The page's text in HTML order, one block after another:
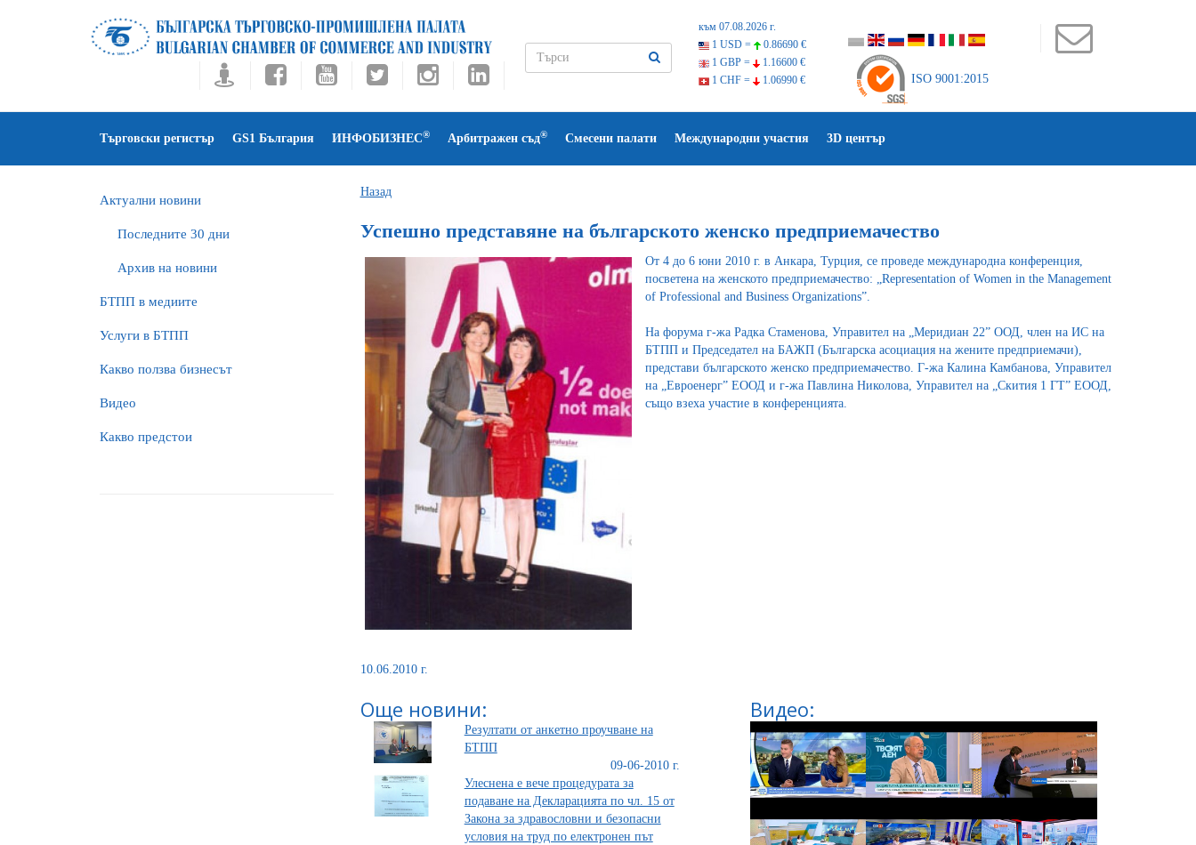
към 07.08.2026 г.
1 USD =
0.86690 €
1 GBP =
1.16600 €
1 CHF =
1.06990 € ISO 9001:2015
Търговски регистър GS1 България ИНФОБИЗНЕС® Арбитражен съд® Смесени палати Международни участия 3D център
Актуални новини
Последните 30 дни
Архив на новини
БTПП в медиите
Услуги в БТПП
Какво ползва бизнесът
Видео
Какво предстои
Назад
Успешно представяне на българското женско предприемачество
От 4 до 6 юни 2010 г. в Анкара, Турция, се проведе международна конференция,
посветена на женското предприемачество: „Representation of Women in the Management
of Professional and Business Organizations”.
На форума г-жа Радка Стаменова, Управител на „Меридиан 22” ООД, член на ИС на
БТПП и Председател на БАЖП (Българска асоциация на жените предприемачи),
представи българското женско предприемачество. Г-жа Калина Камбанова, Управител
на „Евроенерг” ЕООД и г-жа Павлина Николова, Управител на „Скития 1 ГТ” ЕООД,
също взеха участие в конференцията.
10.06.2010 г.
Още новини:
Резултати от анкетно проучване на
БТПП
09-06-2010 г.
Улеснена е вече процедурата за
подаване на Декларацията по чл. 15 от
Закона за здравословни и безопасни
условия на труд по електронен път
Видео: